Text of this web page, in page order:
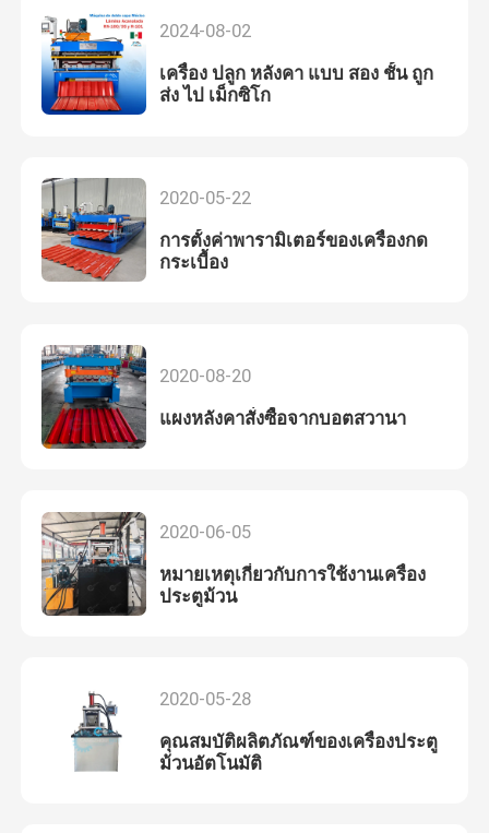
2024-08-02
เครื่อง ปลูก หลังคา แบบ สอง ชั้น ถูก
ส่ง ไป เม็กซิโก
2020-05-22
การตั้งค่าพารามิเตอร์ของเครื่องกด
กระเบื้อง
2020-08-20
แผงหลังคาสั่งซื้อจากบอตสวานา
2020-06-05
หมายเหตุเกี่ยวกับการใช้งานเครื่อง
ประตูม้วน
2020-05-28
คุณสมบัติผลิตภัณฑ์ของเครื่องประตู
ม้วนอัตโนมัติ